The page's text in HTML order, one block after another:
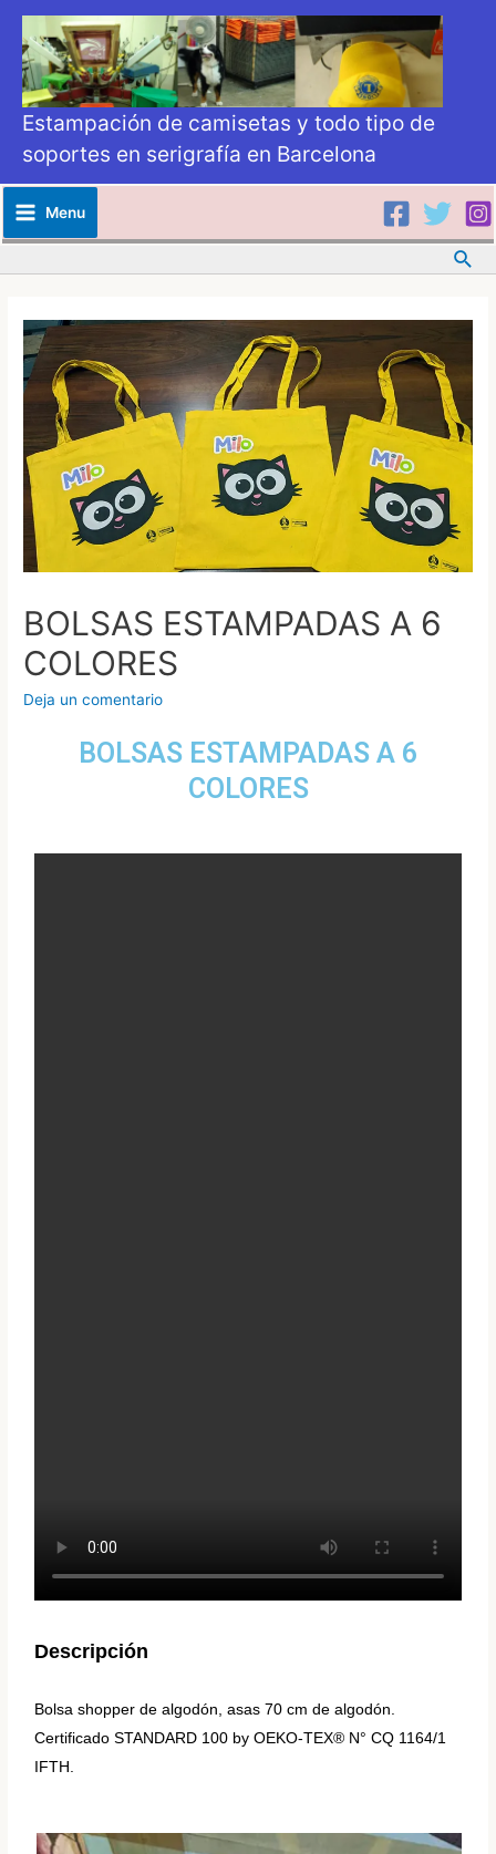
Estampación de camisetas y todo tipo de
soportes en serigrafía en Barcelona
Menu
BOLSAS ESTAMPADAS A 6
COLORES
Deja un comentario
BOLSAS ESTAMPADAS A 6
COLORES
Descripción
Bolsa shopper de algodón, asas 70 cm de algodón.
Certificado STANDARD 100 by OEKO-TEX® N° CQ 1164/1
IFTH.